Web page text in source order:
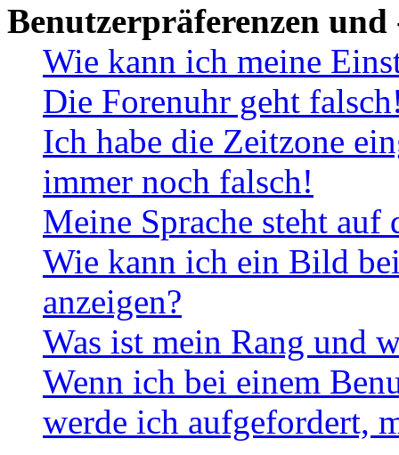
Benutzerpräferenzen und
Wie kann ich meine
Die Forenuhr geht
Ich habe die Zeitzone
immer noch falsch!
Meine Sprache steht
Wie kann ich ein Bild
anzeigen?
Was ist mein Rang und
Wenn ich bei einem
werde ich aufgefordert,